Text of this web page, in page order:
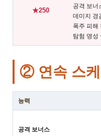
★250
공격 보너
데미지 경
폭주 피해
탐험 명성
② 연속 스
능력
공격 보너스